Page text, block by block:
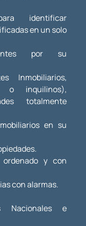
identificar
en un solo
por su
Inmobiliarios,
o inquilinos),
totalmente
en su
ordenado y con
con alarmas.
Nacionales e